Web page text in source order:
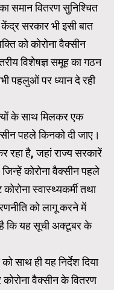
समान वितरण सुनिश्चित
सरकार भी इसी बात
को कोरोना वैक्सीन
विशेषज्ञ समूह का गठन
पहलुओं पर ध्यान दे रही
के साथ मिलकर एक
पहले किनको दी जाए।
रहा है, जहां राज्य सरकारें
कोरोना वैक्सीन पहले
स्वास्थ्यकर्मी तथा
को लागू करने में
है कि यह सूची अक्टूबर के
साथ ही यह निर्देश दिया
वैक्सीन के वितरण